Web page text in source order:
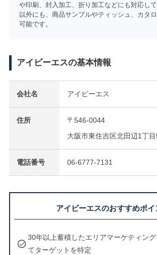
や印刷、封入加工、折り加工などにも対応し
以外にも、商品サンプルやティッシュ、カタ
可能です。
アイビーエスの基本情報
会社名 アイビーエス
住所
〒546-0044
大阪市東住吉区北田辺1丁
電話番号 06-6777-7131
アイビーエスのおすすめポイ
30年以上蓄積したエリアマーケティン
てターゲットを特定